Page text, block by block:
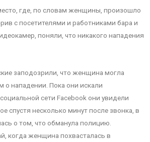
где, по словам женщины, произошло
с посетителями и работниками бара и
поняли, что никакого нападения
заподозрили, что женщина могла
о нападении. Пока они искали
сети Facebook они увидели
спустя несколько минут после звонка, в
о том, что обманула полицию.
когда женщина похвасталась в